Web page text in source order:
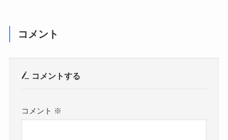
コメント
コメントする
コメント ※